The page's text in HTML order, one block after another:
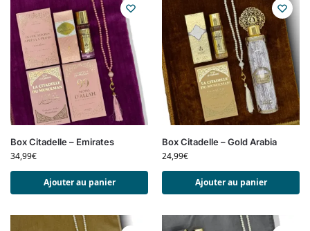
Box Citadelle – Emirates
34,99€
Ajouter au panier
Box Citadelle – Gold Arabia
24,99€
Ajouter au panier